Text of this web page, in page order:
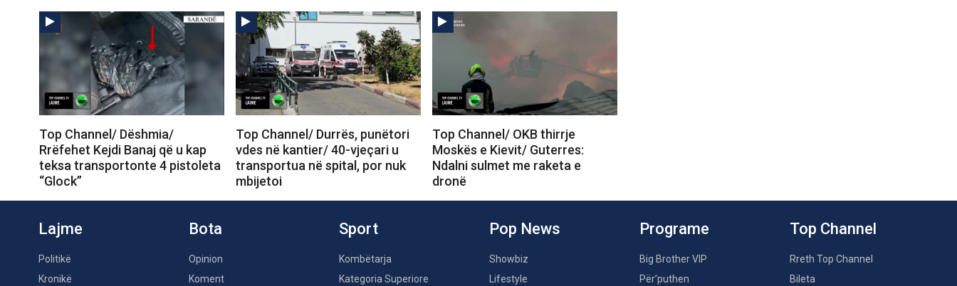
Top Channel/ Dëshmia/
Rrëfehet Kejdi Banaj që u kap
teksa transportonte 4 pistoleta
“Glock”
Top Channel/ Durrës, punëtori
vdes në kantier/ 40-vjeçari u
transportua në spital, por nuk
mbijetoi
Top Channel/ OKB thirrje
Moskës e Kievit/ Guterres:
Ndalni sulmet me raketa e
dronë
Lajme
Politikë
Kronikë
Bota
Opinion
Koment
Sport
Kombëtarja
Kategoria Superiore
Pop News
Showbiz
Lifestyle
Programe
Big Brother VIP
Për’puthen
Top Channel
Rreth Top Channel
Bileta